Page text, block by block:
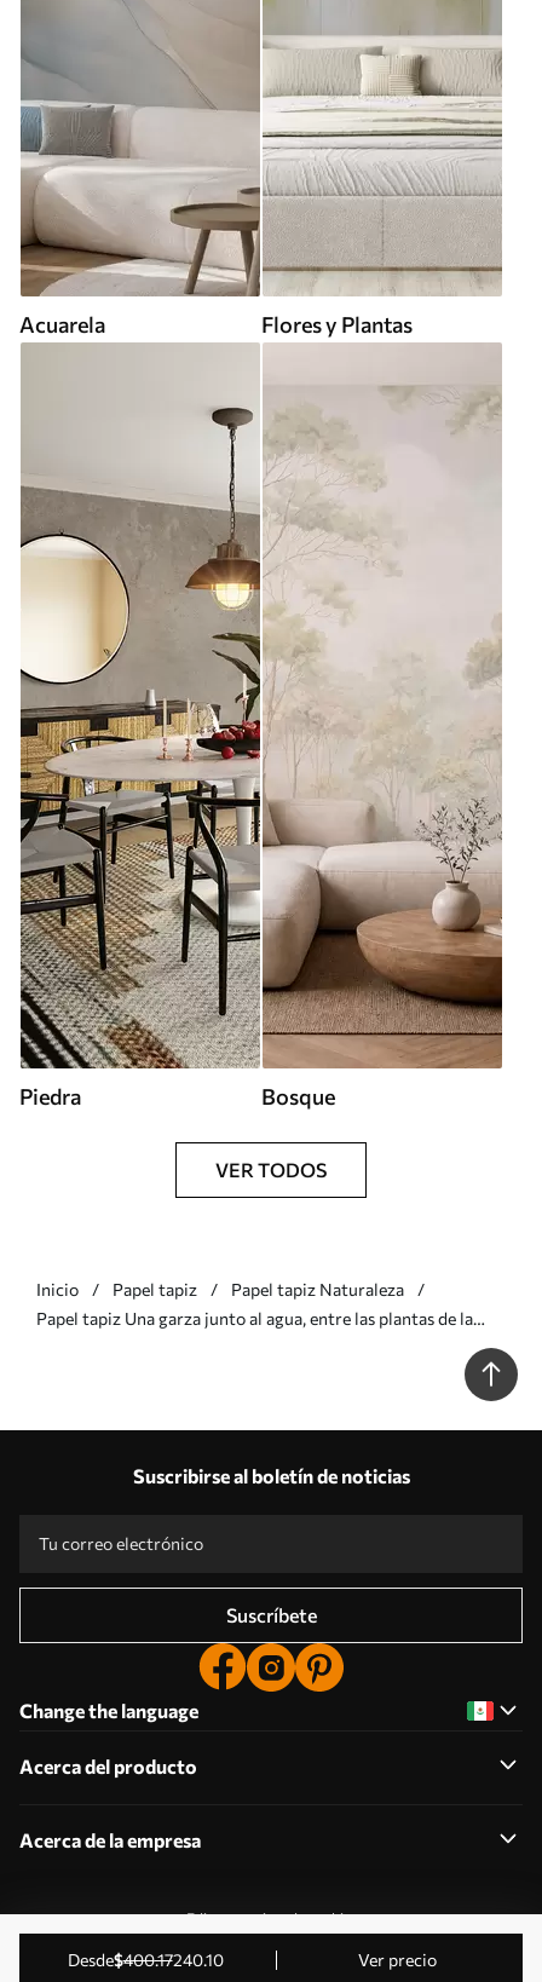
desde$400.17240.10 Ver precio
Acuarela Flores y Plantas
Piedra Bosque
VER TODOS
Inicio Papel tapiz
Papel tapiz Naturaleza
Papel tapiz Una garza junto al agua, entre las plantas de la
Suscribirse al boletín de noticias
Suscríbete
Change the language
Acerca del producto
Acerca de la empresa
Editar permisos de cookies
2011-2026 Uwalls . Todos los derechos reservados.